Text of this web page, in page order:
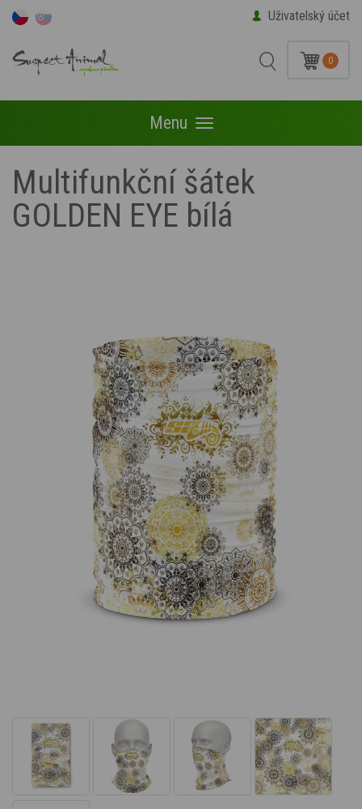
Uživatelský účet
0
Menu Menu
Multifunkční šátek
GOLDEN EYE bílá